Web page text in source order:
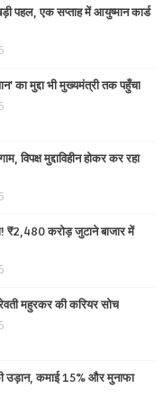
पहल, एक सप्ताह में आयुष्मान कार्ड
मुद्दा भी मुख्यमंत्री तक पहुँचा
विपक्ष मुद्दाविहीन होकर कर रहा
₹2,480 करोड़ जुटाने बाजार में
महुरकर की करियर सोच
उड़ान, कमाई 15% और मुनाफा